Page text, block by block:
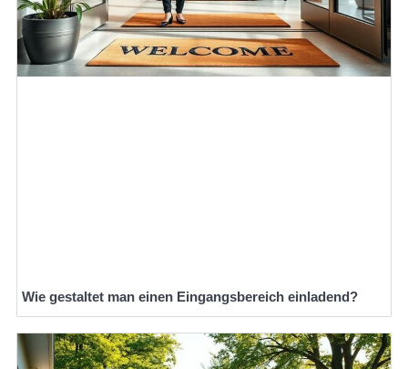
Wie gestaltet man einen Eingangsbereich einladend?